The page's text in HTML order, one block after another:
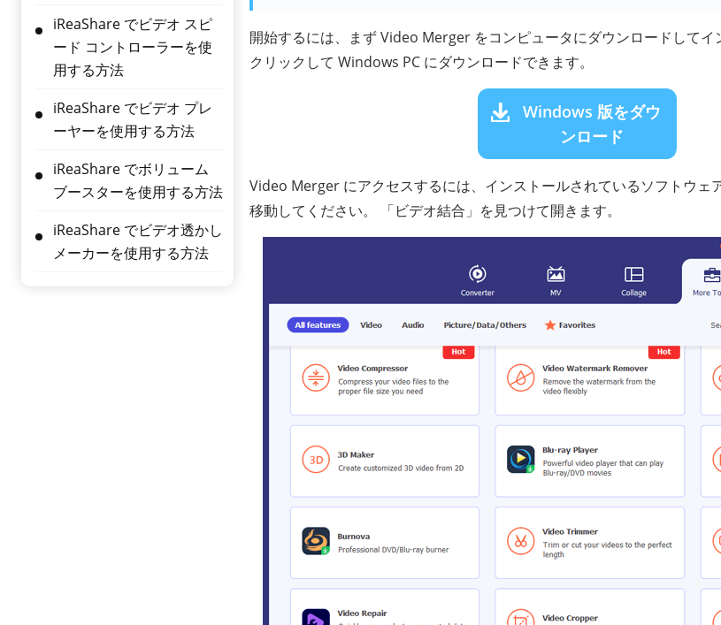
iReaShare でビデオ スピ
ード コントローラーを使
用する方法
iReaShare でビデオ プレ
ーヤーを使用する方法
iReaShare でボリューム
ブースターを使用する方法
iReaShare でビデオ透かし
メーカーを使用する方法
開始するには、まず Video Merger をコンピュータにダウンロードして
クリックして Windows PC にダウンロードできます。
Windows 版をダウ
ンロード
Video Merger にアクセスするには、インストールされているソフトウェ
移動してください。 「ビデオ結合」を見つけて開きます。